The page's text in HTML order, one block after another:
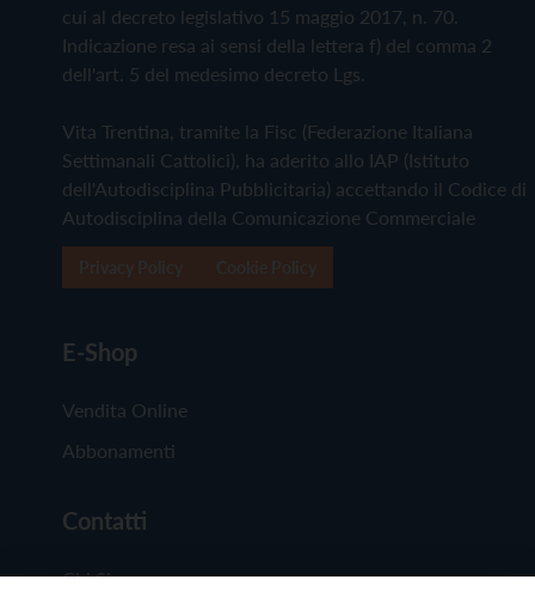
cui al decreto legislativo 15 maggio 2017, n. 70.
Indicazione resa ai sensi della lettera f) del comma 2
dell'art. 5 del medesimo decreto Lgs.
Vita Trentina, tramite la Fisc (Federazione Italiana
Settimanali Cattolici), ha aderito allo IAP (Istituto
dell'Autodisciplina Pubblicitaria) accettando il Codice di
Autodisciplina della Comunicazione Commerciale
E-Shop
Vendita Online
Abbonamenti
Contatti
Chi Siamo